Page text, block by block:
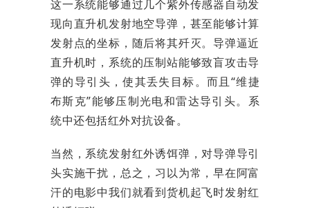
这一系统能够通过几个紫外传感器自动发
现向直升机发射地空导弹，甚至能够计算
发射点的坐标，随后将其歼灭。导弹逼近
直升机时，系统的压制站能够致盲攻击导
弹的导引头，使其丢失目标。而且“维捷
布斯克”能够压制光电和雷达导引头。系
统中还包括红外对抗设备。
当然，系统发射红外诱饵弹，对导弹导引
头实施干扰，总之，习以为常，早在阿富
汗的电影中我们就看到货机起飞时发射红